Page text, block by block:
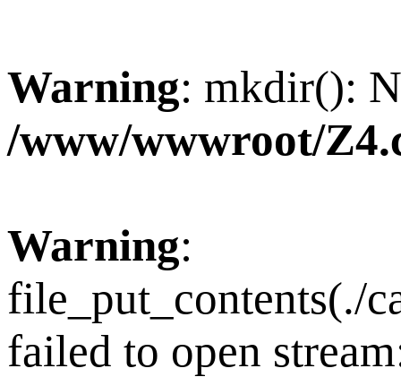
Warning: mkdir():
/www/wwwroot/
Warning:
file_put_contents(./
failed to open